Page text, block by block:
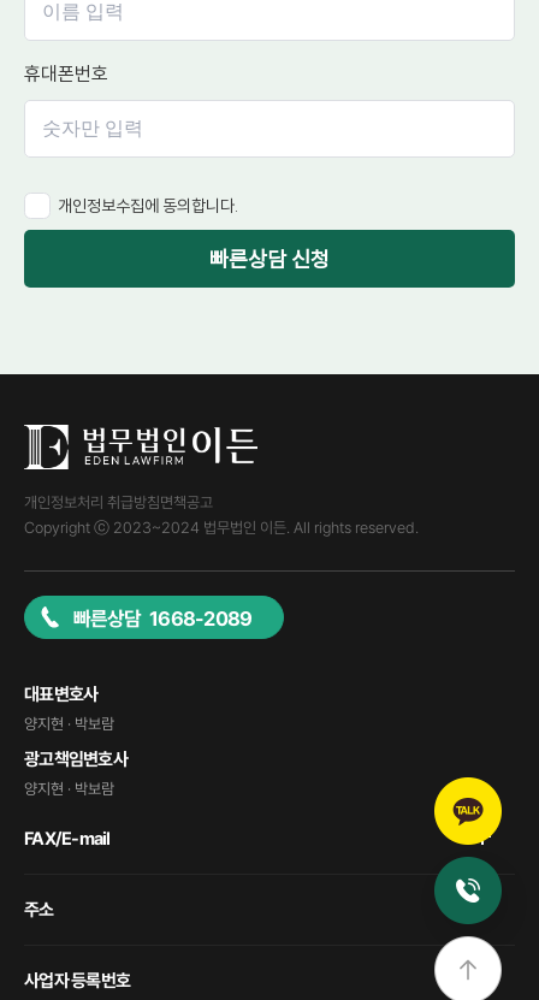
휴대폰번호
개인정보수집에 동의합니다.
빠른상담 신청
개인정보처리 취급방침면책공고
Copyright ⓒ 2023~2024 법무법인 이든. All rights reserved.
빠른상담 1668-2089
대표변호사
양지현 · 박보람
광고책임변호사
양지현 · 박보람
FAX/E-mail
주소
사업자 등록번호